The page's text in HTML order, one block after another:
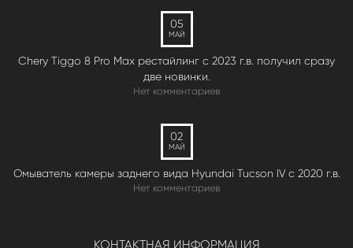
05
МАЙ
Chery Tiggo 8 Pro Max рестайлинг с 2023 г.в. получил сразу
две новинки.
Нет комментариев
02
МАЙ
Омыватель камеры заднего вида Hyundai Tucson IV c 2020 г.в.
Нет комментариев
КОНТАКТНАЯ ИНФОРМАЦИЯ